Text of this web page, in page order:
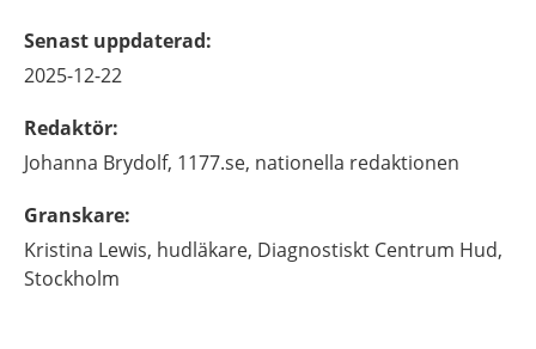
Senast uppdaterad:
2025-12-22
Redaktör:
Johanna Brydolf, 1177.se, nationella redaktionen
Granskare:
Kristina Lewis, hudläkare, Diagnostiskt Centrum Hud,
Stockholm